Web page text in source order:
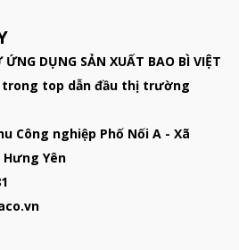
DỤNG SẢN XUẤT BAO BÌ VIỆT
top dẫn đầu thị trường
Công nghiệp Phố Nối A - Xã
Yên